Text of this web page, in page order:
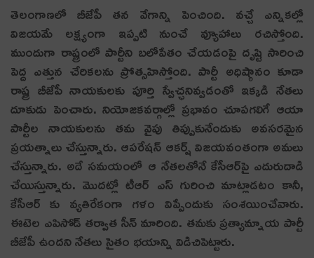
తెలంగాణలో బీజేపీ త‌న వేగాన్ని పెంచింది. వచ్చే ఎన్నికల్లో
విజయమే లక్ష్యంగా ఇప్పటి నుంచే వ్యూహాలు రచిస్తోంది.
ముందుగా రాష్ట్రంలో పార్టీని బలోపేతం చేయడంపై దృష్టి సారించి
పెద్ద ఎత్తున చేరికలను ప్రోత్సహిస్తోంది. పార్టీ అధిష్ఠానం కూడా
రాష్ట్ర బీజేపీ నాయకులకు పూర్తి స్వేచ్ఛనివ్వడంతో ఇక్కడి నేతలు
దూకుడు పెంచారు. నియోజకవర్గాల్లో ప్రభావం చూపగలిగే ఆయా
పార్టీల నాయకులను తమ వైపు తిప్పుకునేందుకు అవసరమైన
ప్రయత్నాలు చేస్తున్నారు. ఆపరేషన్ ఆక‌ర్ష్‌ విజయవంతంగా అమలు
చేస్తున్నారు. అదే స‌మ‌యంలో ఆ నేత‌ల‌తోనే కేసీఆర్‌పై ఎదురుదాడి
చేయిస్తున్నారు. మొద‌ట్లో టీఆర్ ఎస్ గురించి మాట్లాడ‌టం కానీ,
కేసీఆర్ కు వ్య‌తిరేకంగా గ‌ళం విప్పేందుకు సంశ‌యించేవారు.
ఈటెల ఎపిసోడ్ త‌ర్వాత సీన్ మారింది. త‌మ‌కు ప్ర‌త్యామ్నాయ పార్టీ
బీజేపీ ఉంద‌ని నేత‌లు సైతం భ‌యాన్ని విడిచిపెట్టారు.